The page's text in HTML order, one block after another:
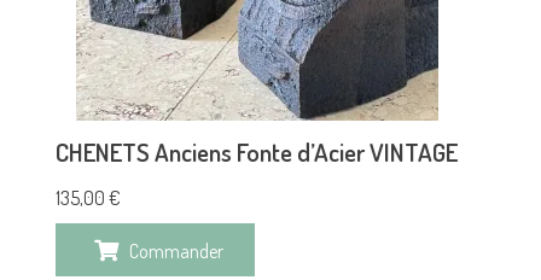
CHENETS Anciens Fonte d’Acier VINTAGE
135,00 €
Commander